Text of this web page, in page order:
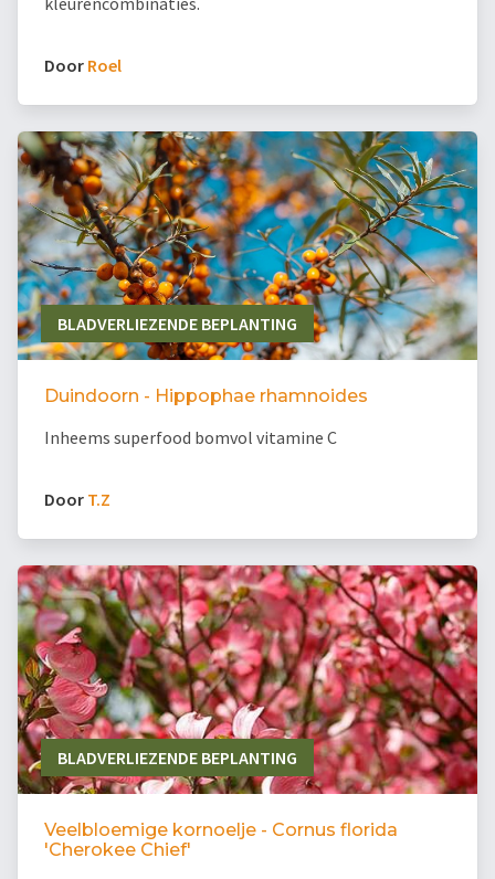
Door Roel
BLADVERLIEZENDE BEPLANTING
Duindoorn - Hippophae rhamnoides
Inheems superfood bomvol vitamine C
Door T.Z
BLADVERLIEZENDE BEPLANTING
Veelbloemige kornoelje - Cornus florida
'Cherokee Chief'